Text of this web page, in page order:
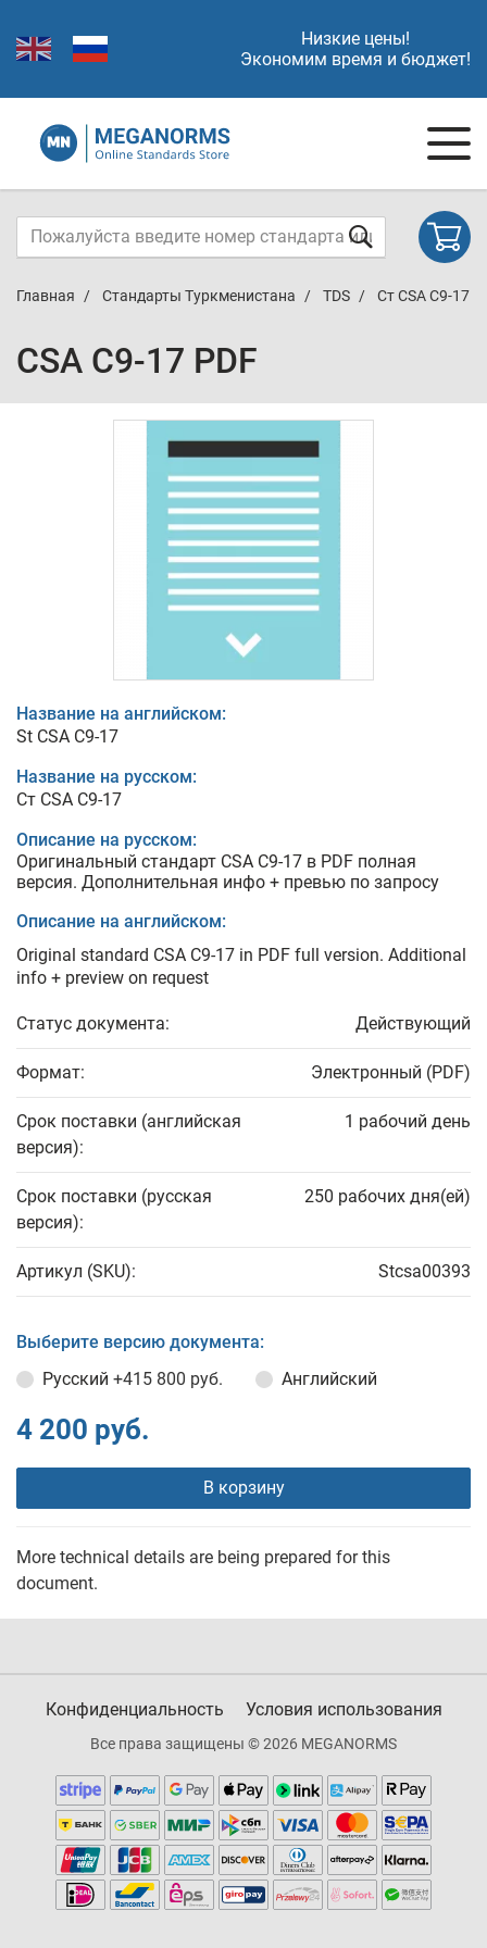
Низкие цены!
Экономим время и бюджет!
Главная Стандарты Туркменистана TDS Ст CSA C9-17
CSA C9-17 PDF
Название на английском:
St CSA C9-17
Название на русском:
Ст CSA C9-17
Описание на русском:
Оригинальный стандарт CSA C9-17 в PDF полная
версия. Дополнительная инфо + превью по запросу
Описание на английском:
Original standard CSA C9-17 in PDF full version. Additional
info + preview on request
Статус документа: Действующий
Формат: Электронный (PDF)
Срок поставки (английская
версия):
1 рабочий день
Срок поставки (русская
версия):
250 рабочих дня(ей)
Артикул (SKU): Stcsa00393
Выберите версию документа:
Русский +415 800 руб. Английский
4 200 руб.
В корзину
More technical details are being prepared for this
document.
Конфиденциальность Условия использования
Все права защищены © 2026 MEGANORMS